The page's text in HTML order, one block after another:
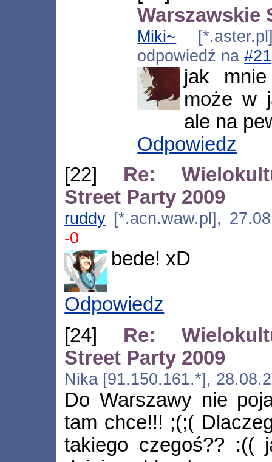
Warszawskie
Miki~
odpowiedź na#21
jak
może w
ale na
Odpowiedz
[22] Re:
Street Party 2009
ruddy [*.acn.waw.pl],
-0
bede! xD
Odpowiedz
[24] Re:
Street Party 2009
Nika [91.150.161.*],
Do Warszawy nie
tam chce!!! ;(;(
takiego czegoś?? :((